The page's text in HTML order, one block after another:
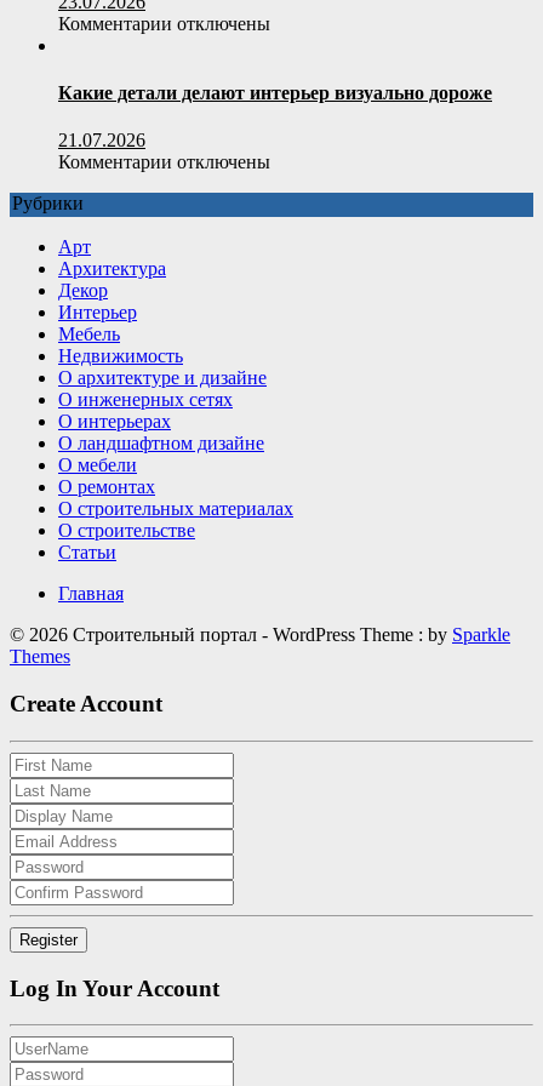
и
Комментарии к
вода:
свойства
применения
отключены
Какие детали делают интерьер визуально дороже
21.07.2026
Комментарии котключены
Рубрики
Арт
Архитектура
Декор
Интерьер
Мебель
Недвижимость
О архитектуре и дизайне
О инженерных сетях
О интерьерах
О ландшафтном дизайне
О мебели
О ремонтах
О строительных материалах
О строительстве
Статьи
Главная
© 2026 Строительный портал - WordPress Theme : by Sparkle
Themes
Create Account
Log In Your Account